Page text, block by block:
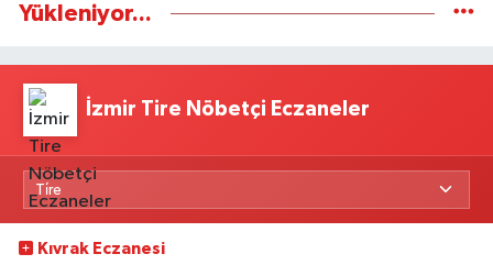
Yükleniyor...
İzmir Tire Nöbetçi Eczaneler
Kıvrak Eczanesi